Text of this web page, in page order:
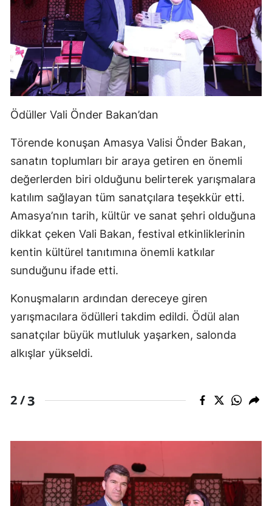
Ödüller Vali Önder Bakan’dan
Törende konuşan Amasya Valisi Önder Bakan,
sanatın toplumları bir araya getiren en önemli
değerlerden biri olduğunu belirterek yarışmalara
katılım sağlayan tüm sanatçılara teşekkür etti.
Amasya’nın tarih, kültür ve sanat şehri olduğuna
dikkat çeken Vali Bakan, festival etkinliklerinin
kentin kültürel tanıtımına önemli katkılar
sunduğunu ifade etti.
Konuşmaların ardından dereceye giren
yarışmacılara ödülleri takdim edildi. Ödül alan
sanatçılar büyük mutluluk yaşarken, salonda
alkışlar yükseldi.
2 /3